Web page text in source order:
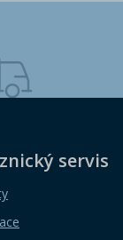
servis